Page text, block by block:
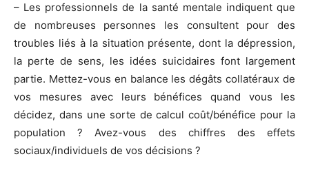
– Les professionnels de la santé mentale indiquent que
de nombreuses personnes les consultent pour des
troubles liés à la situation présente, dont la dépression,
la perte de sens, les idées suicidaires font largement
partie. Mettez-vous en balance les dégâts collatéraux de
vos mesures avec leurs bénéfices quand vous les
décidez, dans une sorte de calcul coût/bénéfice pour la
population ? Avez-vous des chiffres des effets
sociaux/individuels de vos décisions ?